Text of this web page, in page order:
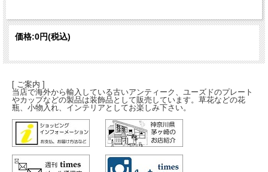
価格:0円(税込)
[ ご案内 ]
当店で海外から輸入している古いアンティーク、ユーズドのプレート
やカップなどの製品は装飾品として販売しています。草花などの花
瓶、小物入れ、インテリアとしてお楽しみ下さい。